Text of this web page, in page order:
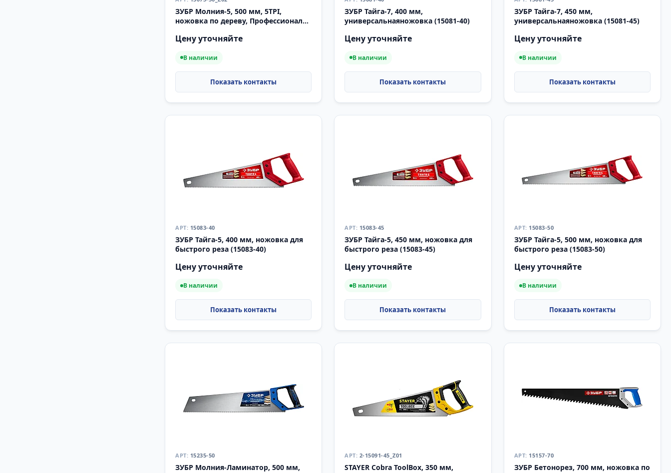
ЗУБР Молния-5, 500 мм, 5TPI,
ножовка по дереву, Профессионал
Цену уточняйте
В наличии
ЗУБР Тайга-7, 400 мм,
универсальнаяножовка (15081-40)
Цену уточняйте
В наличии
ЗУБР Тайга-7, 450 мм,
универсальнаяножовка (15081-45)
Цену уточняйте
В наличии
15083-40
ЗУБР Тайга-5, 400 мм, ножовка для
быстрого реза (15083-40)
Цену уточняйте
В наличии
15083-45
ЗУБР Тайга-5, 450 мм, ножовка для
быстрого реза (15083-45)
Цену уточняйте
В наличии
15083-50
ЗУБР Тайга-5, 500 мм, ножовка для
быстрого реза (15083-50)
Цену уточняйте
В наличии
15235-50
ЗУБР Молния-Ламинатор, 500 мм,
2-15091-45_Z01
STAYER Cobra ToolBox, 350 мм,
15157-70
ЗУБР Бетонорез, 700 мм, ножовка по